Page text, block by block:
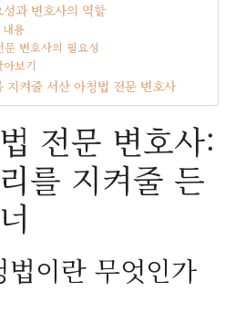
과 변호사의 역할
용
변호사의 필요성
보기
지켜줄 서산 아청법 전문 변호사
전문 변호사:
를 지켜줄 든
이란 무엇인가